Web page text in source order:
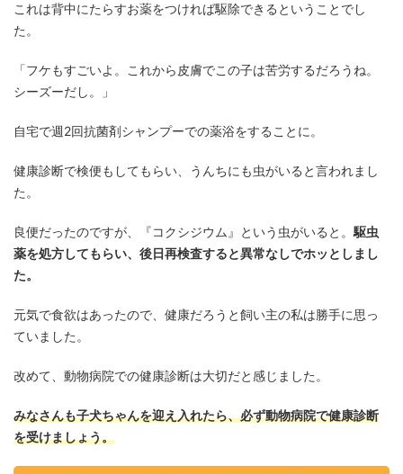
これは背中にたらすお薬をつければ駆除できるということでし
た。
「フケもすごいよ。これから皮膚でこの子は苦労するだろうね。
シーズーだし。」
自宅で週2回抗菌剤シャンプーでの薬浴をすることに。
健康診断で検便もしてもらい、うんちにも虫がいると言われまし
た。
良便だったのですが、『コクシジウム』という虫がいると。 駆虫
薬を処方してもらい、後日再検査すると異常なしでホッとしまし
た。
元気で食欲はあったので、健康だろうと飼い主の私は勝手に思っ
ていました。
改めて、動物病院での健康診断は大切だと感じました。
みなさんも子犬ちゃんを迎え入れたら、必ず動物病院で健康診断
を受けましょう。